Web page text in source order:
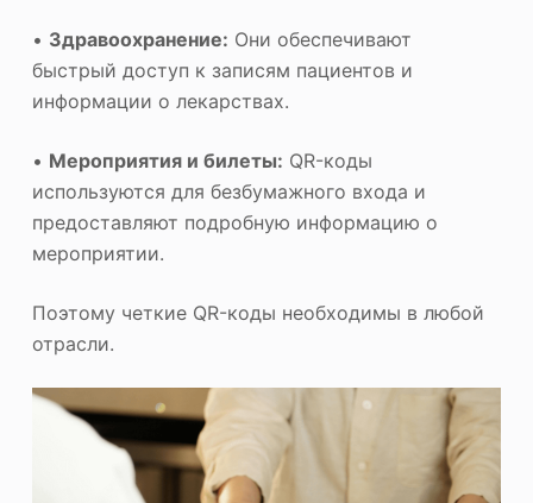
• Здравоохранение: Они обеспечивают
быстрый доступ к записям пациентов и
информации о лекарствах.
• Мероприятия и билеты: QR-коды
используются для безбумажного входа и
предоставляют подробную информацию о
мероприятии.
Поэтому четкие QR-коды необходимы в любой
отрасли.